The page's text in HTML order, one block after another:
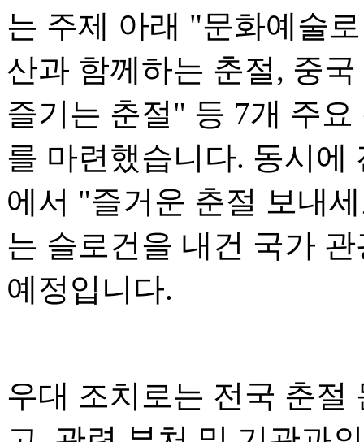
는 주제 아래 "문화예술
산과 함께하는 춘절, 중
즐기는 춘절" 등 7개 주
를 마련했습니다. 동시에
에서 "즐거운 춘절 보내
는 슬로건을 내건 국가
예정입니다.
우대 조치로는 전국 춘절